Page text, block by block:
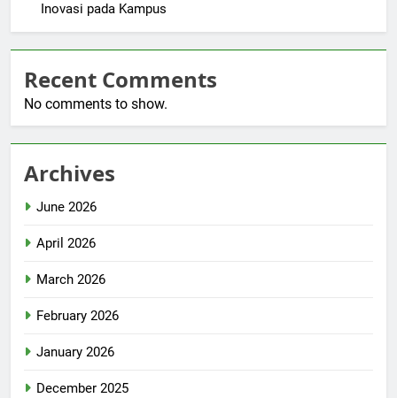
Inovasi pada Kampus
Recent Comments
No comments to show.
Archives
June 2026
April 2026
March 2026
February 2026
January 2026
December 2025